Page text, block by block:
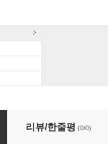
루아) - Live In Concert
리뷰/한줄평 (0/0)